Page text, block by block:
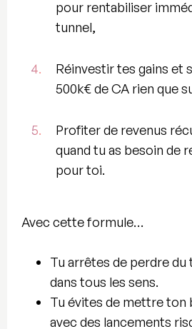
pour rentabiliser
tunnel,
4. Réinvestir tes gains et
500k€de CA rien que
5. Profiter de revenus
quand tu as besoin de
pour toi.
Avec cette formule…
Tu arrêtes de perdre du
dans tous les sens.
Tu évites de mettre ton
avec des lancements